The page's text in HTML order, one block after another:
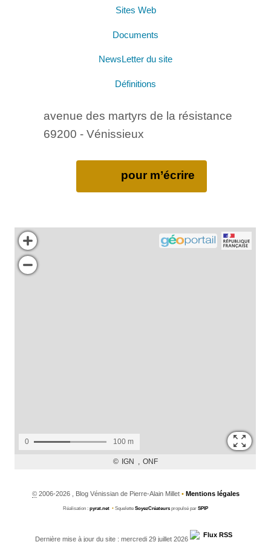
Sites Web
Documents
NewsLetter du site
Définitions
avenue des martyrs de la résistance
69200 - Vénissieux
pour m’écrire
©2006-2026 , Blog Vénissian de Pierre-Alain Millet • Mentions légales
Réalisation : pyrat.net • Squelette SoyezCréateurs propulsé par SPIP
Dernière mise à jour du site : mercredi 29 juillet 2026